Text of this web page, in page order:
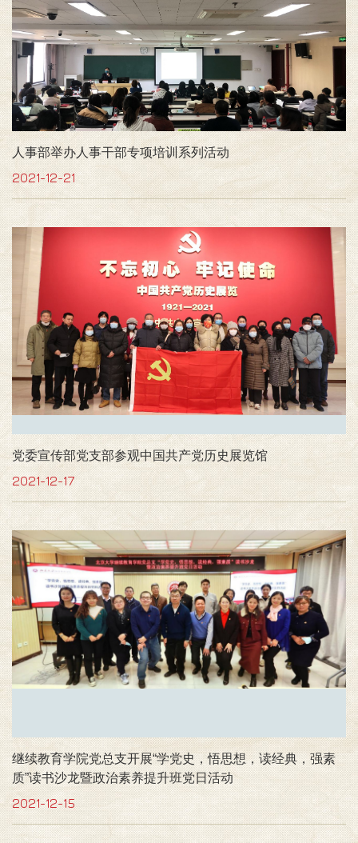
人事部举办人事干部专项培训系列活动
2021-12-21
党委宣传部党支部参观中国共产党历史展览馆
2021-12-17
继续教育学院党总支开展“学党史，悟思想，读经典，强素
质”读书沙龙暨政治素养提升班党日活动
2021-12-15